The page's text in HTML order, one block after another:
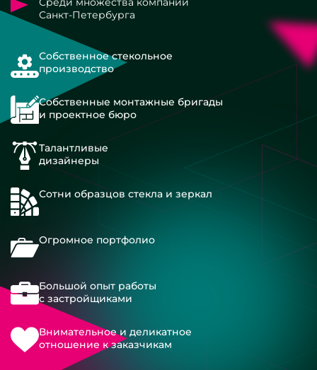
Санкт-Петербурга
Собственное стекольное
производство
Собственные монтажные бригады
и проектное бюро
Талантливые
дизайнеры
Сотни образцов стекла и зеркал
Огромное портфолио
Большой опыт работы
с застройщиками
Внимательное и деликатное
отношение к заказчикам